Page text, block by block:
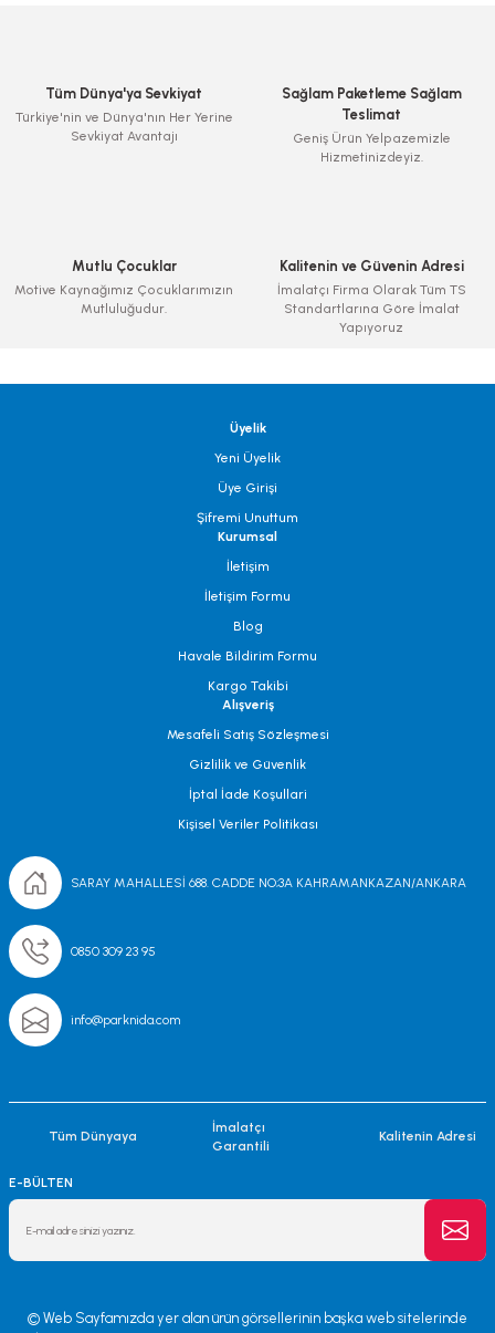
Tüm Dünya'ya Sevkiyat
Türkiye'nin ve Dünya'nın Her Yerine
Sevkiyat Avantajı
Sağlam Paketleme Sağlam
Teslimat
Geniş Ürün Yelpazemizle
Hizmetinizdeyiz.
Mutlu Çocuklar
Motive Kaynağımız Çocuklarımızın
Mutluluğudur.
Kalitenin ve Güvenin Adresi
İmalatçı Firma Olarak Tüm TS
Standartlarına Göre İmalat
Yapıyoruz
Üyelik
Yeni Üyelik
Üye Girişi
Şifremi Unuttum
Kurumsal
İletişim
İletişim Formu
Blog
Havale Bildirim Formu
Kargo Takibi
Alışveriş
Mesafeli Satış Sözleşmesi
Gizlilik ve Güvenlik
İptal İade Koşullari
Kişisel Veriler Politikası
SARAY MAHALLESİ 688. CADDE NO;3A KAHRAMANKAZAN/ANKARA
0850 309 23 95
info@parknida.com
Tüm Dünyaya
İmalatçı
Garantili
Kalitenin Adresi
E-BÜLTEN
© Web Sayfamızda yer alan ürün görsellerinin başka web sitelerinde